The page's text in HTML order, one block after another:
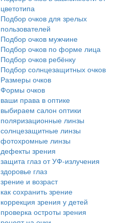
цветотипа
Подбор очков для зрелых
пользователей
Подбор очков мужчине
Подбор очков по форме лица
Подбор очков ребёнку
Подбор солнцезащитных очков
Размеры очков
Формы очков
ваши права в оптике
выбираем салон оптики
поляризационные линзы
солнцезащитные линзы
фотохромные линзы
дефекты зрения
защита глаз от УФ-излучения
здоровье глаз
зрение и возраст
как сохранить зрение
коррекция зрения у детей
проверка остроты зрения